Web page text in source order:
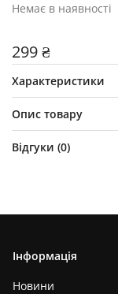
Немає в наявності
299 ₴
Характеристики
Опис товару
Відгуки (0)
Інформація
Новини